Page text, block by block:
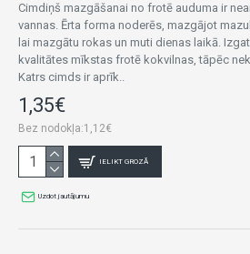
Cimdiņš mazgāšanai no frotē auduma ir
vannas. Ērta forma noderēs, mazgājot
lai mazgātu rokas un muti dienas laikā.
kvalitātes mīkstas frotē kokvilnas, tāpēc
Katrs cimds ir aprīk..
1,35€
Bez nodokļa:1,12€
IELIKT GROZĀ
Uzdot jautājumu